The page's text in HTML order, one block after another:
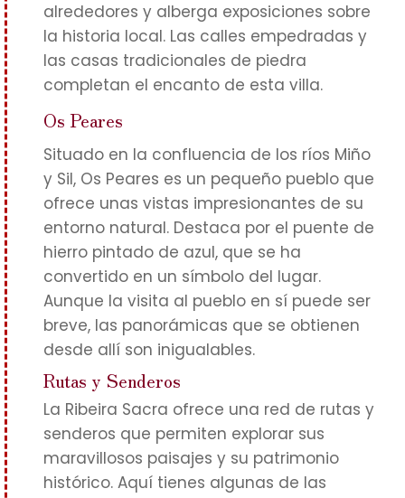
alrededores y alberga exposiciones sobre
la historia local. Las calles empedradas y
las casas tradicionales de piedra
completan el encanto de esta villa.
Os Peares
Situado en la confluencia de los ríos Miño
y Sil, Os Peares es un pequeño pueblo que
ofrece unas vistas impresionantes de su
entorno natural. Destaca por el puente de
hierro pintado de azul, que se ha
convertido en un símbolo del lugar.
Aunque la visita al pueblo en sí puede ser
breve, las panorámicas que se obtienen
desde allí son inigualables.
Rutas y Senderos
La Ribeira Sacra ofrece una red de rutas y
senderos que permiten explorar sus
maravillosos paisajes y su patrimonio
histórico. Aquí tienes algunas de las